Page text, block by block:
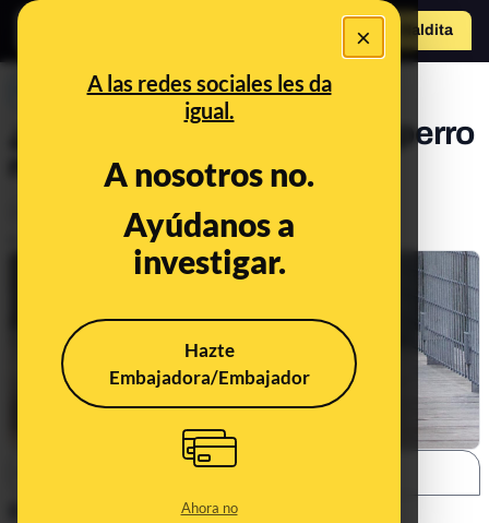
×
A las redes sociales les da
igual.
A nosotros no.
Ayúdanos a
investigar.
Hazte
Embajadora/Embajador
Ahora no
Hazte Maldito
a
PREBUNKING
¿Cómo educar para que el perro
no tire de la correa?
Oct 11, 2023, 9:14:00 AM